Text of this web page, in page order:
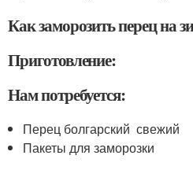
Как заморозить перец на
Приготовление:
Нам потребуется:
Перец болгарский свежий
Пакеты для заморозки